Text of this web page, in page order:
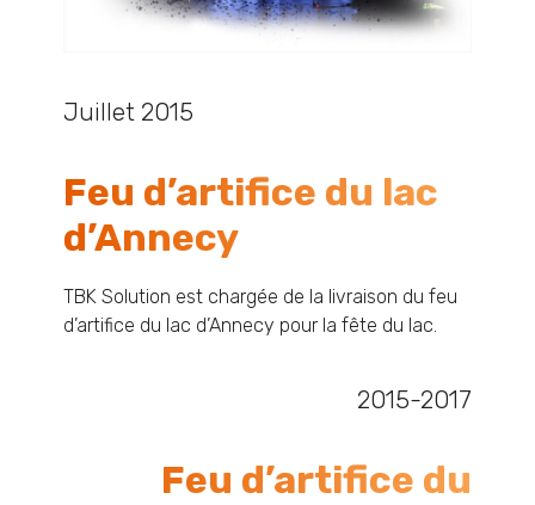
Juillet 2015
Feu d’artifice du lac
d’Annecy
TBK Solution est chargée de la livraison du feu
d’artifice du lac d’Annecy pour la fête du lac.
2015-2017
Feu d’artifice du